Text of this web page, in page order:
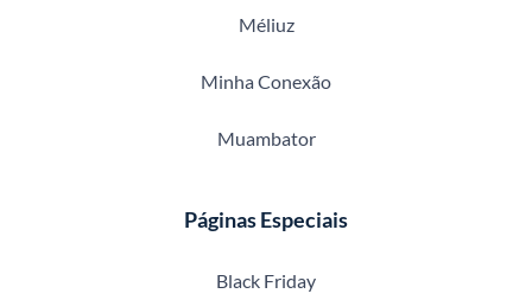
Méliuz
Minha Conexão
Muambator
Páginas Especiais
Black Friday